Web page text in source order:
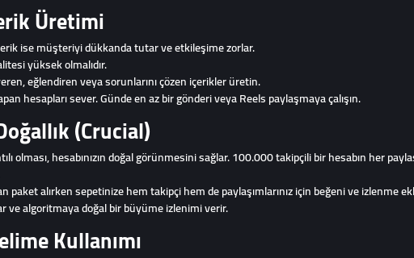
Üretimi
ise müşteriyi dükkanda tutar ve etkileşime zorlar.
yüksek olmalıdır.
eğlendiren veya sorunlarını çözen içerikler üretin.
hesapları sever. Günde en az bir gönderi veya Reels paylaşmaya çalışın.
(Crucial)
olması, hesabınızın doğal görünmesini sağlar. 100.000 takipçili bir hesabın her
paket alırken sepetinize hem takipçi hem de paylaşımlarınız için beğeni ve izlenme
ve algoritmaya doğal bir büyüme izlenimi verir.
Kullanımı